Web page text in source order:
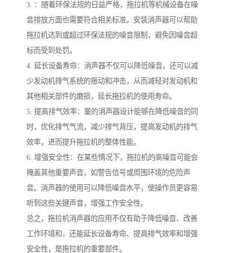
3. ：随着环保法规的日益严格，拖拉机等机械设备在噪
音排放方面也需要符合相关标准。安装消声器可以帮助
拖拉机达到或超过环保法规的噪音限制，避免因噪音超
标而受到处罚。
4. 延长设备寿命：消声器不仅可以降低噪音，还可以减
少发动机排气系统的振动和冲击，从而减轻对发动机和
其他相关部件的磨损，延长拖拉机的使用寿命。
5. 提高排气效率：量的消声器设计能够在降低噪音的同
时，优化排气气流，减少排气背压，提高发动机的排气
效率，进而提升拖拉机的整体性能。
6. 增强安全性：在某些情况下，拖拉机的高噪音可能会
掩盖其他重要声音，如警告信号或周围环境的危险声
音。消声器的使用可以降低噪音水平，使操作员更容易
听到这些关键声音，增强工作安全性。
总之，拖拉机消声器的应用不仅有助于降低噪音、改善
工作环境和，还能延长设备寿命、提高排气效率和增强
安全性，是拖拉机的重要部件。